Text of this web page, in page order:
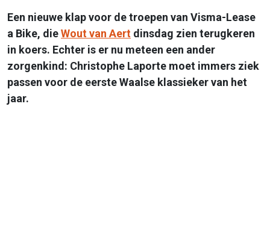
Een nieuwe klap voor de troepen van Visma-Lease
a Bike, dieWout van Aert dinsdag zien terugkeren
in koers. Echter is er nu meteen een ander
zorgenkind: Christophe Laporte moet immers ziek
passen voor de eerste Waalse klassieker van het
jaar.